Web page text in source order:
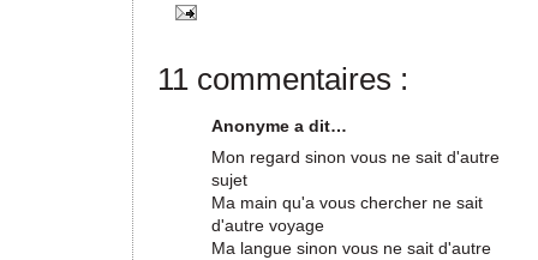
11 commentaires :
Anonyme a dit…
Mon regard sinon vous ne sait d'autre
sujet
Ma main qu'a vous chercher ne sait
d'autre voyage
Ma langue sinon vous ne sait d'autre